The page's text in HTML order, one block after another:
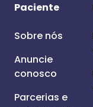
Paciente
Sobre nós
Anuncie
conosco
Parcerias e